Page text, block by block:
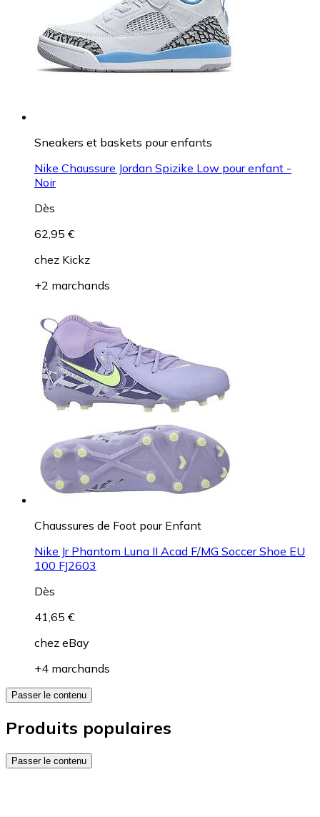
Sneakers et baskets pour enfants
Nike Chaussure Jordan Spizike Low pour enfant -
Noir
Dès
62,95 €
chez Kickz
+2 marchands
Chaussures de Foot pour Enfant
Nike Jr Phantom Luna II Acad F/MG Soccer Shoe EU
100 FJ2603
Dès
41,65 €
chez eBay
+4 marchands
Passer le contenu
Produits populaires
Passer le contenu